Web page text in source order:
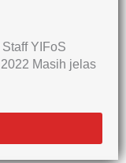
YIFoS
Masih jelas